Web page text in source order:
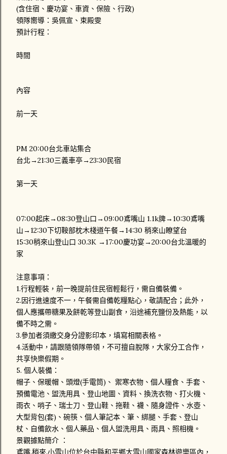
(含住宿、慶功宴、車資、保險、行政)
領隊嚮導：吳佩宣、束殿雯
預計行程：
時間
內容
前一天
PM 20:00台北車站集合
台北→21:30三義車亭→23:30民宿
第一天
07:00起床→08:30登山口→09:00鳶嘴山 1.1k牌→10:30鳶嘴
山→12:30下切鞍部枕木棧道午餐→14:30 稍來山瞭望台
15:30稍來山登山口 30.3K →17:00慶功宴→20:00台北溫暖的
家
注意事項：
1.行程輕裝，前一晚提前住民宿輕鬆行，需自備裝備。
2.因行進速度不一，午餐需自備乾糧點心，敬請配合；此外，
個人應攜帶糖果及餅乾等登山副食，沿途補充鹽份及熱能，以
備不時之需。
3.參加者須繳交身分證影印本，填寫相關表格。
4.活動中，請跟隨領隊帶領，不可擅自脫隊，大家分工合作，
共享快樂假期。
5. 個人裝備：
帽子、保暖帽、頭燈(手電筒)、 禦寒衣物、個人糧食、手套、
預備電池、盥洗用具、登山地圖、資料、換洗衣物、打火機、
雨衣、哨子、瑞士刀、登山鞋、拖鞋、襪、隨身證件、水壺、
大型背包(套)、碗筷、個人筆記本、筆、綁腿、手套、登山
杖、自備飲水、個人藥品、個人盥洗用具、雨具、照相機。
景觀據點簡介 ：
鳶嘴.稍來.小雪山位於台中縣和平鄉大雪山國家森林遊樂區內，